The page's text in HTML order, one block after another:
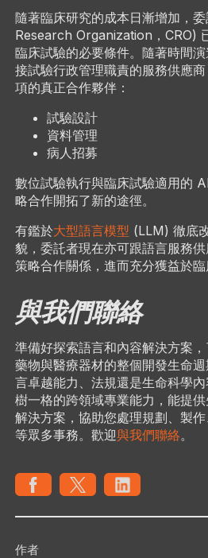
隨著臨床研究的成本日漸增加，
Research Organization，CRO)
臨床試驗的必要條件。隨著時間
接試驗行政管理職責的服務供應
項的真正合作夥伴：
試驗設計
資料管理
病人招募
數位試驗執行與臨床試驗適用的
略合作開拓了新的途徑。
有鑑於大型語言模型 (LLM) 徹底
貌，委託者現在亦可跟語言服務
策略合作關係，進而充分獲益於臨
與我們聯絡
準備好探索語言和內容解決方案
藥物與醫療器材的整個開發生命
言卓越能力、法規還是生命科學
樹一格的跨領域專業能力，能提
解決方案，協助您處理規劃、製
等眾多事務。歡迎與我們聯絡。
作者